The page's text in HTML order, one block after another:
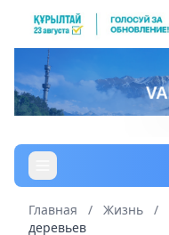
Главная / Жизнь /
деревьев